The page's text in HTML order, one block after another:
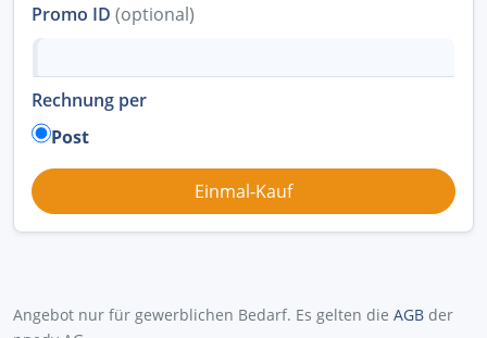
Promo ID (optional)
Rechnung per
Post
Angebot nur für gewerblichen Bedarf. Es gelten die AGB der